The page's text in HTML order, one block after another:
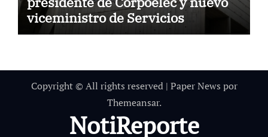
viceministro de Servicios
Eléctricos
Copyright © All rights reserved | Paper News por
Themeansar.
NotiReporte